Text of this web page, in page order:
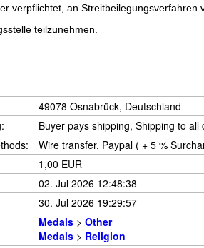
verpflichtet, an Streitbeilegungsverfahren
teilzunehmen.
49078 Osnabrück, Deutschland
Buyer pays shipping, Shipping to
Wire transfer, Paypal ( + 5 %
1,00 EUR
02. Jul 2026 12:48:38
30. Jul 2026 19:29:57
Medals > Other
Medals > Religion